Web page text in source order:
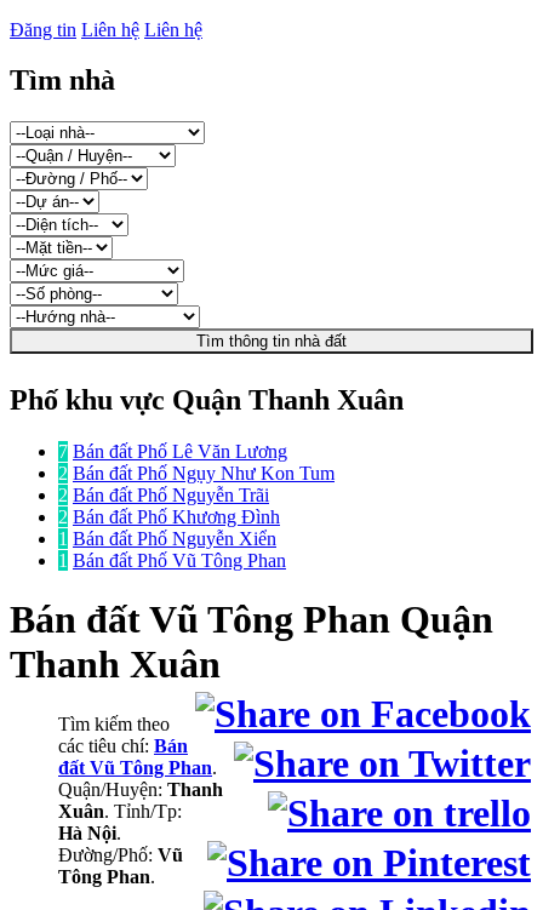
Đăng tin Liên hệ Liên hệ
Tìm nhà
Tìm thông tin nhà đất
Phố khu vực Quận Thanh Xuân
7 Bán đất Phố Lê Văn Lương
2 Bán đất Phố Ngụy Như Kon Tum
2 Bán đất Phố Nguyễn Trãi
2 Bán đất Phố Khương Đình
1 Bán đất Phố Nguyễn Xiển
1 Bán đất Phố Vũ Tông Phan
Bán đấtVũ Tông Phan Quận
Thanh Xuân
Tìm kiếm theo
các tiêu chí: Bán
đất Vũ Tông Phan.
Quận/Huyện: Thanh
Xuân. Tỉnh/Tp:
Hà Nội.
Đường/Phố: Vũ
Tông Phan.